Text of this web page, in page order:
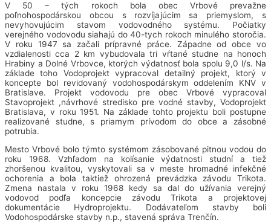
V 50 – tých rokoch bola obec Vrbové prevažne
poľnohospodárskou obcou s rozvíjajúcim sa priemyslom, s
nevyhovujúcim stavom vodovodného systému. Počiatky
verejného vodovodu siahajú do 40-tych rokoch minulého storočia.
V roku 1947 sa začali prípravné práce. Západne od obce vo
vzdialenosti cca 2 km vybudovala tri vŕtané studne na honoch
Hrabiny a Dolné Vrbovce, ktorých výdatnosť bola spolu 9,0 l/s. Na
základe toho Vodoprojekt vypracoval detailný projekt, ktorý v
koncepte bol revidovaný vodohospodárskym oddelením KNV v
Bratislave. Projekt vodovodu pre obec Vrbové vypracoval
Stavoprojekt ,návrhové stredisko pre vodné stavby, Vodoprojekt
Bratislava, v roku 1951. Na základe tohto projektu boli postupne
realizované studne, s priamym prívodom do obce a zásobné
potrubia.
Mesto Vrbové bolo týmto systémom zásobované pitnou vodou do
roku 1968. Vzhľadom na kolísanie výdatnosti studní a tiež
zhoršenou kvalitou, vyskytovali sa v meste hromadné infekčné
ochorenia a bola taktiež ohrozená prevádzka závodu Trikota.
Zmena nastala v roku 1968 kedy sa dal do užívania verejný
vodovod podľa koncepcie závodu Trikota a projektovej
dokumentácie Hydroprojektu. Dodávateľom stavby boli
Vodohospodárske stavby n.p., stavená správa Trenčín.